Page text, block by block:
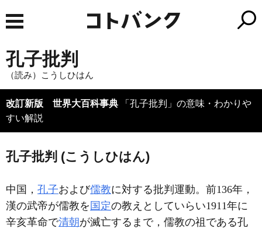
孔子批判
（読み）こうしひはん
改訂新版 世界大百科事典 「孔子批判」の意味・わかりや
すい解説
孔子批判 (こうしひはん)
中国， 孔子および儒教に対する批判運動。前136年，
漢の武帝が儒教を 国定の教えとしていらい1911年に
辛亥革命で清朝が滅亡するまで，儒教の祖である孔